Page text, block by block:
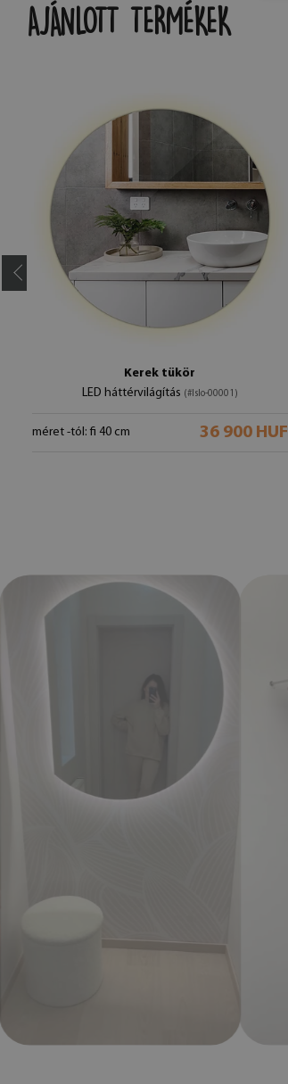
AJÁNLOTT TERMÉKEK
Kerek tükör
LED háttérvilágítás (#lslo-00001)
méret -tól: fi 40 cm 36 900 HUF